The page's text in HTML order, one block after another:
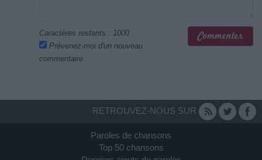
Caractères restants : 1000
Prévenez-moi d'un nouveau
commentaire
RETROUVEZ-NOUS SUR
Paroles de chansons
Top 50 chansons